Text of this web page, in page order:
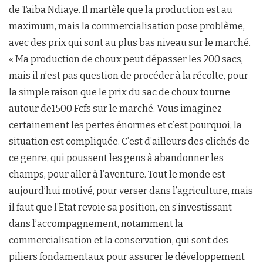
de Taiba Ndiaye. Il martèle que la production est au
maximum, mais la commercialisation pose problème,
avec des prix qui sont au plus bas niveau sur le marché.
« Ma production de choux peut dépasser les 200 sacs,
mais il n’est pas question de procéder à la récolte, pour
la simple raison que le prix du sac de choux tourne
autour de1500 Fcfs sur le marché. Vous imaginez
certainement les pertes énormes et c’est pourquoi, la
situation est compliquée. C’est d’ailleurs des clichés de
ce genre, qui poussent les gens à abandonner les
champs, pour aller à l’aventure. Tout le monde est
aujourd’hui motivé, pour verser dans l’agriculture, mais
il faut que l’Etat revoie sa position, en s’investissant
dans l’accompagnement, notamment la
commercialisation et la conservation, qui sont des
piliers fondamentaux pour assurer le développement